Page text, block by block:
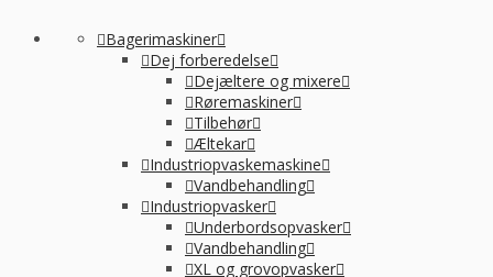
Bagerimaskiner
Dej forberedelse
Dejæltere og mixere
Røremaskiner
Tilbehør
Æltekar
Industriopvaskemaskine
Vandbehandling
Industriopvasker
Underbordsopvasker
Vandbehandling
XL og grovopvasker